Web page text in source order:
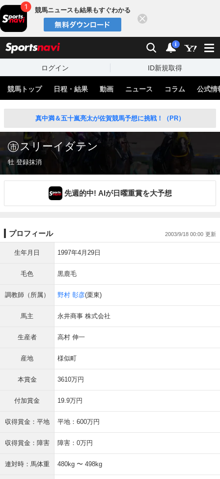
競馬ニュースも結果もすぐわかる
検索 通知
i
ログイン ID新規取得
競馬トップ 日程・結果 動画 ニュース コラム 公式情
真中満＆五十嵐亮太が佐賀競馬予想に挑戦！（PR）
スリーイダテン
牡 登録抹消
先週的中! AIが日曜重賞を大予想
プロフィール 2003/9/18 00:00
生年月日 1997年4月29日
毛色 黒鹿毛
調教師（所属） 野村 彰彦(栗東)
馬主 永井商事 株式会社
生産者 高村 伸一
産地 様似町
本賞金 3610万円
付加賞金 19.9万円
収得賞金：平地 平地：600万円
収得賞金：障害 障害：0万円
連対時：馬体重 480kg 〜 498kg